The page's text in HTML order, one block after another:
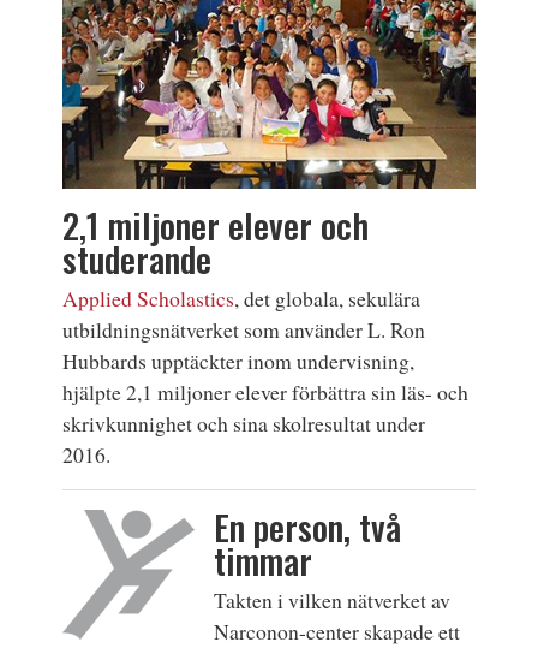
2,1 miljoner elever och
studerande
Applied Scholastics, det globala, sekulära
utbildningsnätverket som använder L. Ron
Hubbards upptäckter inom undervisning,
hjälpte 2,1 miljoner elever förbättra sin läs- och
skrivkunnighet och sina skolresultat under
2016.
En person, två
timmar
Takten i vilken nätverket av
Narconon-center skapade ett